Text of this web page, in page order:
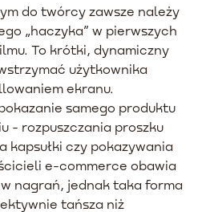
do twórcy zawsze należy
„haczyka” w pierwszych
To krótki, dynamiczny
użytkownika
ekranu.
samego produktu
- rozpuszczania proszku
kapsułki czy pokazywania
e-commerce obawia
nagrań, jednak taka forma
tańsza niż